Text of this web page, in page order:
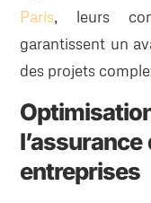
Paris, leurs
garantissent un
des projets
entreprises